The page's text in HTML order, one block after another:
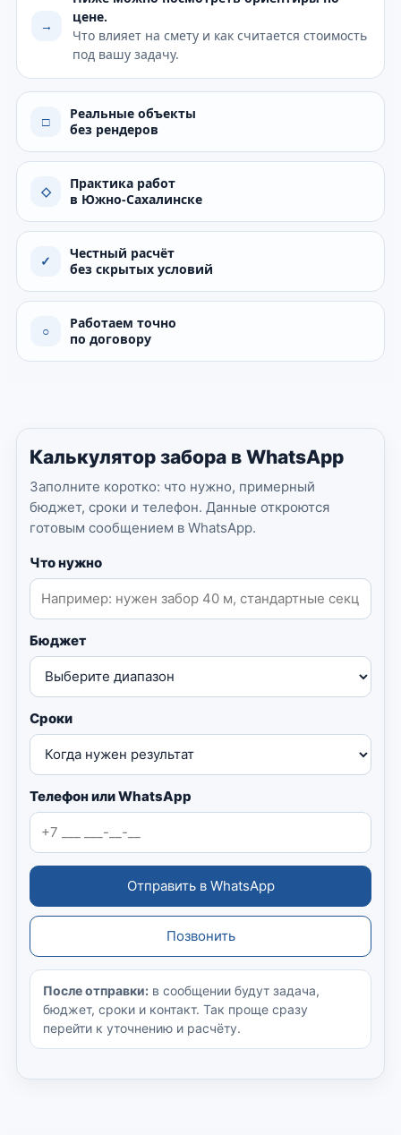
→
цене.
Что влияет на смету и как считается стоимость
под вашу задачу.
□
Реальные объекты
без рендеров
◇
Практика работ
в Южно-Сахалинске
✓
Честный расчёт
без скрытых условий
○
Работаем точно
по договору
Калькулятор забора в WhatsApp
Заполните коротко: что нужно, примерный
бюджет, сроки и телефон. Данные откроются
готовым сообщением в WhatsApp.
Что нужно
Бюджет
Сроки
Телефон или WhatsApp
Отправить в WhatsApp
Позвонить
После отправки: в сообщении будут задача,
бюджет, сроки и контакт. Так проще сразу
перейти к уточнению и расчёту.